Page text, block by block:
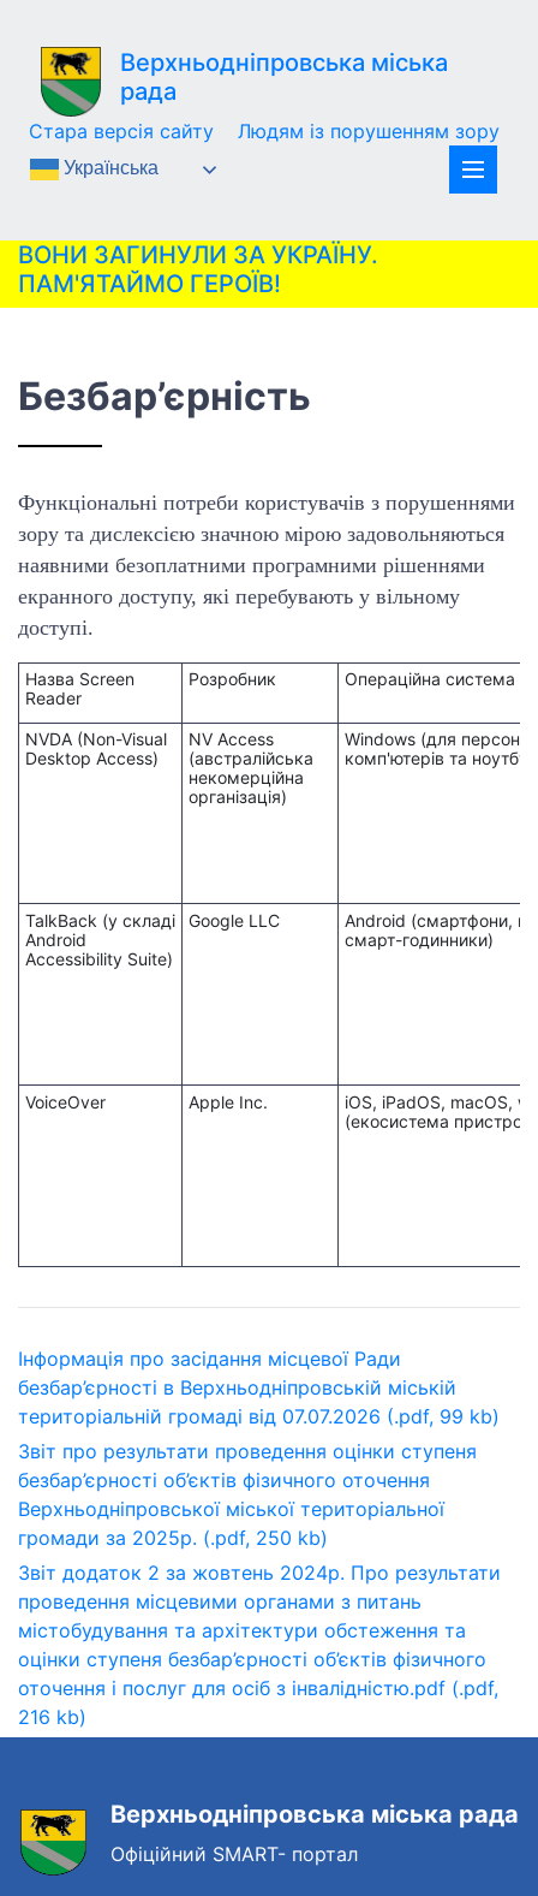
Верхньодніпровська міська
рада
Стара версія сайту Людям із порушенням зору
Українська
ВОНИ ЗАГИНУЛИ ЗА УКРАЇНУ.
ПАМ'ЯТАЙМО ГЕРОЇВ!
Безбар’єрність
Функціональні потреби користувачів з порушеннями
зору та дислексією значною мірою задовольняються
наявними безоплатними програмними рішеннями
екранного доступу, які перебувають у вільному
доступі.
Назва Screen
Reader
Розробник Операційна система /
NVDA (Non-Visual
Desktop Access)
NV Access
(австралійська
некомерційна
організація)
Windows (для
комп'ютерів та
TalkBack (у складі
Android
Accessibility Suite)
Google LLC
Android (смартфони,
смарт-годинники)
VoiceOver Apple Inc.
iOS, iPadOS, macOS,
(екосистема
Інформація про засідання місцевої Ради
безбар’єрності в Верхньодніпровській міській
територіальній громаді від 07.07.2026 (.pdf, 99 kb)
Звіт про результати проведення оцінки ступеня
безбар’єрності об’єктів фізичного оточення
Верхньодніпровської міської територіальної
громади за 2025р. (.pdf, 250 kb)
Звіт додаток 2 за жовтень 2024р. Про результати
проведення місцевими органами з питань
містобудування та архітектури обстеження та
оцінки ступеня безбар’єрності об’єктів фізичного
оточення і послуг для осіб з інвалідністю.pdf (.pdf,
216 kb)
Верхньодніпровська міська рада
Офіційний SMART- портал